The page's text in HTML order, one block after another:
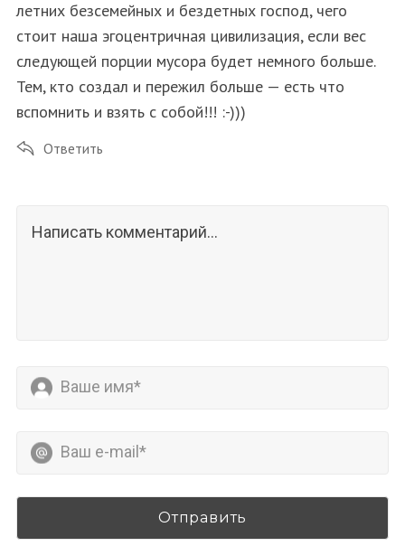
летних безсемейных и бездетных господ, чего
стоит наша эгоцентричная цивилизация, если вес
следующей порции мусора будет немного больше.
Тем, кто создал и пережил больше — есть что
вспомнить и взять с собой!!! :-)))
Ответить